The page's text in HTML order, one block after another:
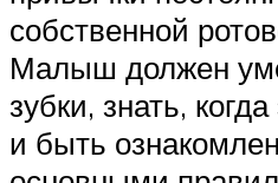
собственной
Малыш должен
зубки, знать,
и быть